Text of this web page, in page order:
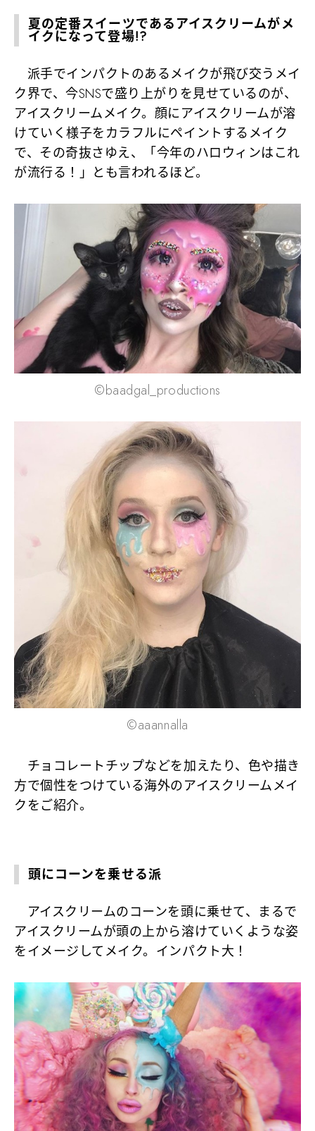
夏の定番スイーツであるアイスクリームがメ
イクになって登場!?
派手でインパクトのあるメイクが飛び交うメイ
ク界で、今SNSで盛り上がりを見せているのが、
アイスクリームメイク。顔にアイスクリームが溶
けていく様子をカラフルにペイントするメイク
で、その奇抜さゆえ、「今年のハロウィンはこれ
が流行る！」とも言われるほど。
©baadgal_productions
©aaannalla
チョコレートチップなどを加えたり、色や描き
方で個性をつけている海外のアイスクリームメイ
クをご紹介。
頭にコーンを乗せる派
アイスクリームのコーンを頭に乗せて、まるで
アイスクリームが頭の上から溶けていくような姿
をイメージしてメイク。インパクト大！